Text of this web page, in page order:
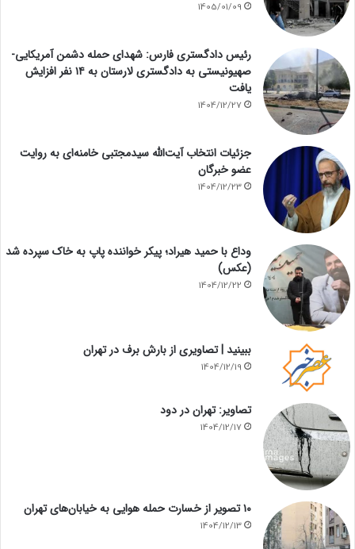
1405/01/09
رئیس دادگستری فارس: شهدای حمله دشمن آمریکایی-
صهیونیستی به دادگستری لارستان به ۱۴ نفر افزایش
یافت
1404/12/27
جزئیات انتخاب آیت‌الله سیدمجتبی خامنه‌ای به روایت
عضو خبرگان
1404/12/23
وداع با حمید هیراد؛ پیکر خواننده پاپ به خاک سپرده شد
(عکس)
1404/12/22
ببینید | تصاویری از بارش برف در تهران
1404/12/19
تصاویر: تهران در دود
1404/12/17
۱۰ تصویر از خسارت حمله هوایی به خیابان‌های تهران
1404/12/13